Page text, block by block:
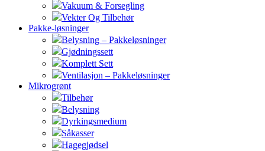
Vakuum & Forsegling
Vekter Og Tilbehør
Pakke-løsninger
Belysning – Pakkeløsninger
Gjødningssett
Komplett Sett
Ventilasjon – Pakkeløsninger
Mikrogrønt
Tilbehør
Belysning
Dyrkingsmedium
Såkasser
Hagegjødsel